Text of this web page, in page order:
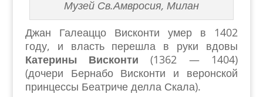
Музей Св.Амвросия, Милан
Джан Галеаццо Висконти умер в 1402
году, и власть перешла в руки вдовы
Катерины Висконти (1362 — 1404)
(дочери Бернабо Висконти и веронской
принцессы Беатриче делла Скала).